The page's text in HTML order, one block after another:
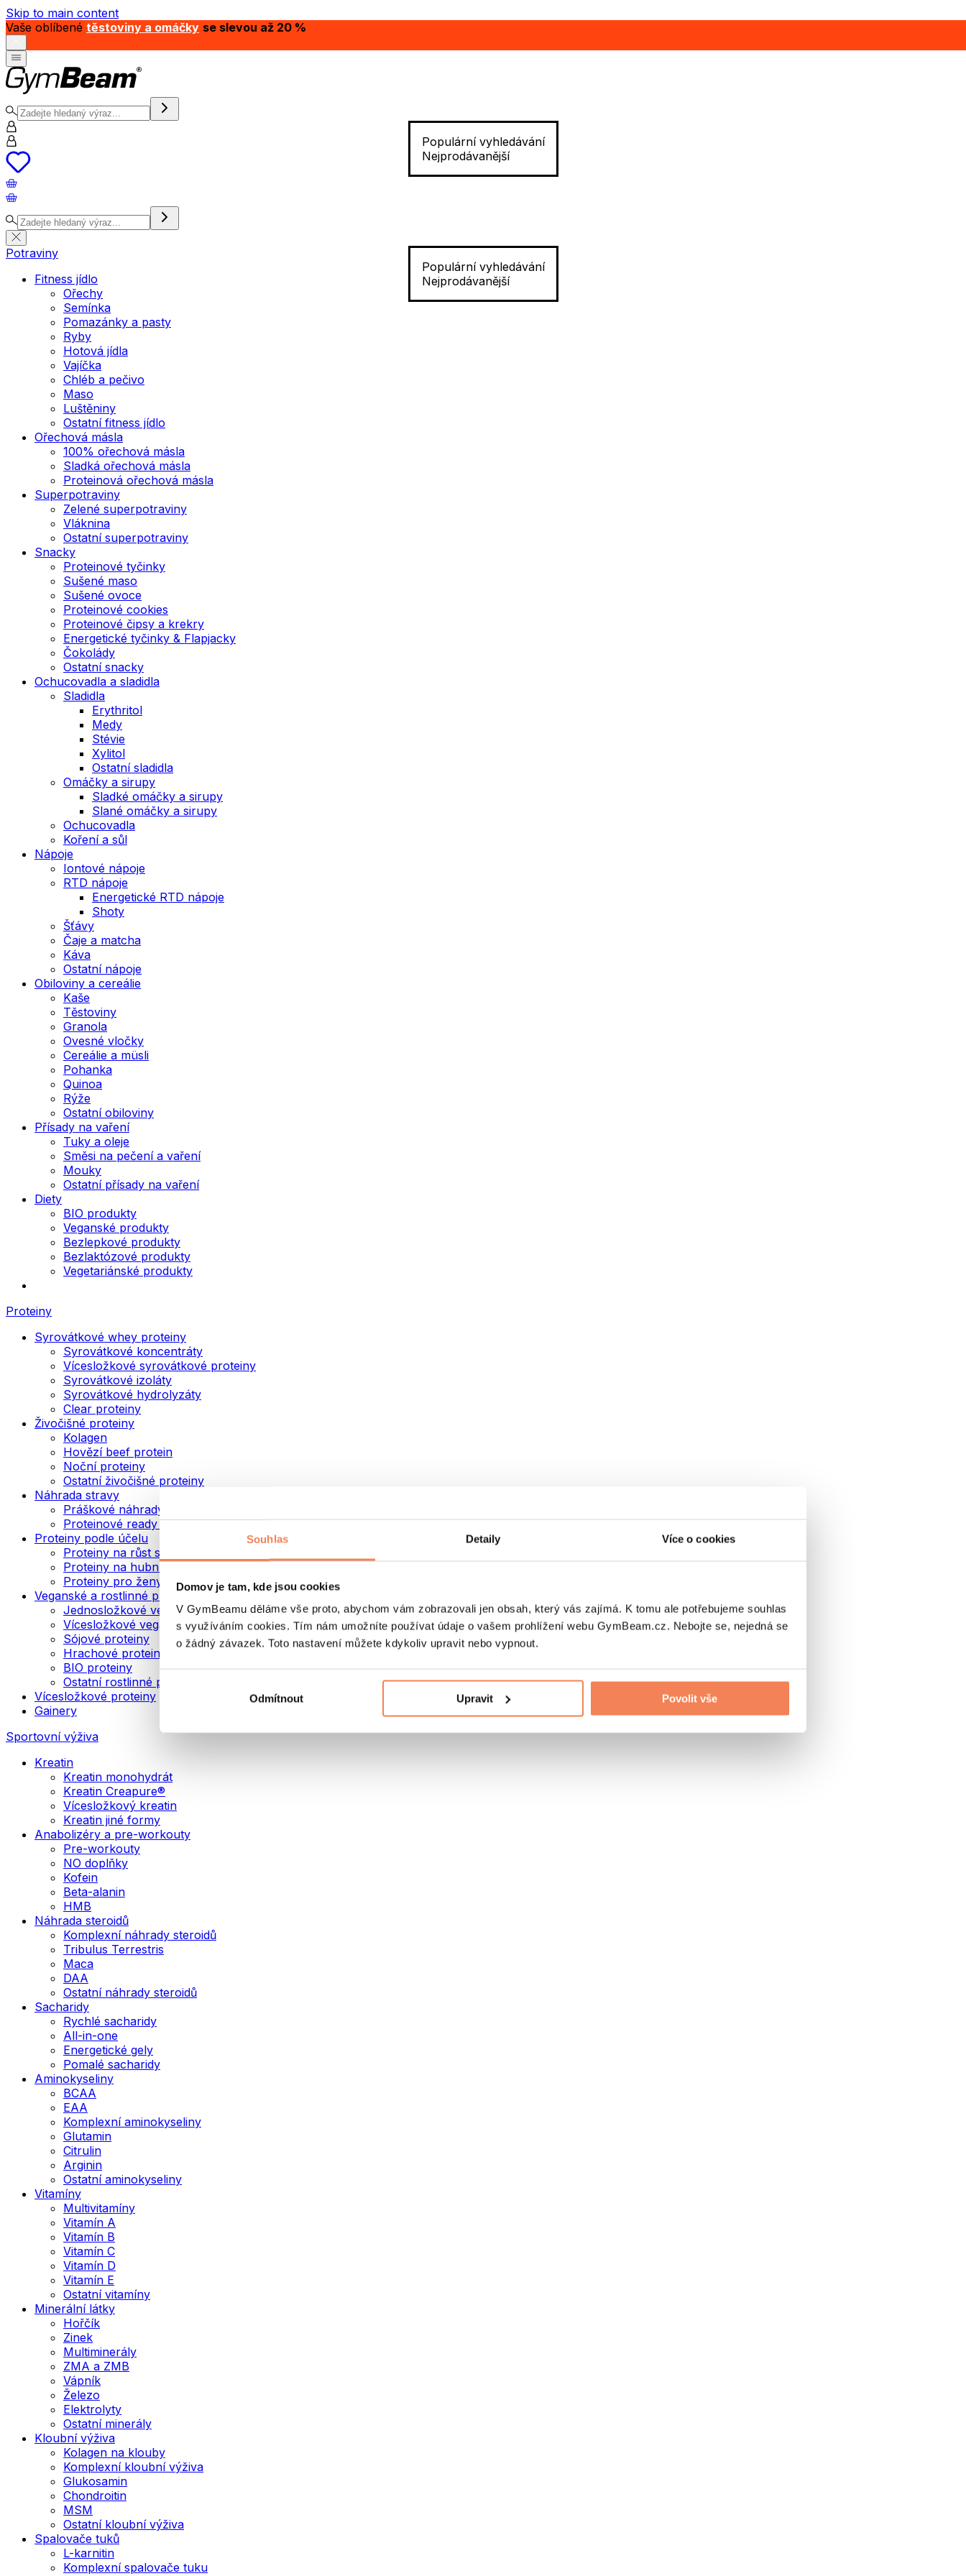
Souhlas Detaily Více o cookies
Domov je tam, kde jsou cookies
V GymBeamu děláme vše proto, abychom vám zobrazovali jen obsah, který vás zajímá. K tomu ale potřebujeme souhlas
s využíváním cookies. Tím nám umožníte používat údaje o vašem prohlížení webu GymBeam.cz. Nebojte se, nejedná se
o žádný závazek. Toto nastavení můžete kdykoliv upravit nebo vypnout.
Odmítnout Upravit Povolit vše
Skip to main content
Vaše oblíbené těstoviny a omáčky se slevou až 20 %
Populární vyhledávání
Nejprodávanější
Populární vyhledávání
Nejprodávanější
Potraviny
Fitness jídlo
Ořechy
Semínka
Pomazánky a pasty
Ryby
Hotová jídla
Vajíčka
Chléb a pečivo
Maso
Luštěniny
Ostatní fitness jídlo
Ořechová másla
100% ořechová másla
Sladká ořechová másla
Proteinová ořechová másla
Superpotraviny
Zelené superpotraviny
Vláknina
Ostatní superpotraviny
Snacky
Proteinové tyčinky
Sušené maso
Sušené ovoce
Proteinové cookies
Proteinové čipsy a krekry
Energetické tyčinky & Flapjacky
Čokolády
Ostatní snacky
Ochucovadla a sladidla
Sladidla
Erythritol
Medy
Stévie
Xylitol
Ostatní sladidla
Omáčky a sirupy
Sladké omáčky a sirupy
Slané omáčky a sirupy
Ochucovadla
Koření a sůl
Nápoje
Iontové nápoje
RTD nápoje
Energetické RTD nápoje
Shoty
Šťávy
Čaje a matcha
Káva
Ostatní nápoje
Obiloviny a cereálie
Kaše
Těstoviny
Granola
Ovesné vločky
Cereálie a müsli
Pohanka
Quinoa
Rýže
Ostatní obiloviny
Přísady na vaření
Tuky a oleje
Směsi na pečení a vaření
Mouky
Ostatní přísady na vaření
Diety
BIO produkty
Veganské produkty
Bezlepkové produkty
Bezlaktózové produkty
Vegetariánské produkty
Proteiny
Syrovátkové whey proteiny
Syrovátkové koncentráty
Vícesložkové syrovátkové proteiny
Syrovátkové izoláty
Syrovátkové hydrolyzáty
Clear proteiny
Živočišné proteiny
Kolagen
Hovězí beef protein
Noční proteiny
Ostatní živočišné proteiny
Náhrada stravy
Práškové náhrady stravy
Proteinové ready to drink nápoje
Proteiny podle účelu
Proteiny na růst svalů
Proteiny na hubnutí
Proteiny pro ženy
Veganské a rostlinné proteiny
Jednosložkové veganské proteiny
Vícesložkové veganské proteiny
Sójové proteiny
Hrachové proteiny
BIO proteiny
Ostatní rostlinné proteiny
Vícesložkové proteiny
Gainery
Sportovní výživa
Kreatin
Kreatin monohydrát
Kreatin Creapure®
Vícesložkový kreatin
Kreatin jiné formy
Anabolizéry a pre-workouty
Pre-workouty
NO doplňky
Kofein
Beta-alanin
HMB
Náhrada steroidů
Komplexní náhrady steroidů
Tribulus Terrestris
Maca
DAA
Ostatní náhrady steroidů
Sacharidy
Rychlé sacharidy
All-in-one
Energetické gely
Pomalé sacharidy
Aminokyseliny
BCAA
EAA
Komplexní aminokyseliny
Glutamin
Citrulin
Arginin
Ostatní aminokyseliny
Vitamíny
Multivitamíny
Vitamín A
Vitamín B
Vitamín C
Vitamín D
Vitamín E
Ostatní vitamíny
Minerální látky
Hořčík
Zinek
Multiminerály
ZMA a ZMB
Vápník
Železo
Elektrolyty
Ostatní minerály
Kloubní výživa
Kolagen na klouby
Komplexní kloubní výživa
Glukosamin
Chondroitin
MSM
Ostatní kloubní výživa
Spalovače tuků
L-karnitin
Komplexní spalovače tuku